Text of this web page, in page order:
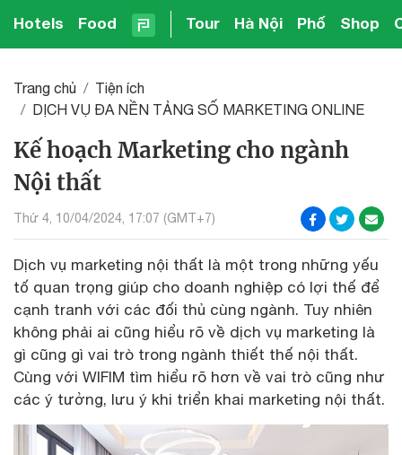
Hotels Food Tour Hà Nội Phố Shop
Trang chủ
Tiện ích
DỊCH VỤ ĐA NỀN TẢNG SỐ MARKETING ONLINE
Kế hoạch Marketing cho ngành
Nội thất
Thứ 4, 10/04/2024, 17:07 (GMT+7)
Dịch vụ marketing nội thất là một trong những yếu
tố quan trọng giúp cho doanh nghiệp có lợi thế để
cạnh tranh với các đối thủ cùng ngành. Tuy nhiên
không phải ai cũng hiểu rõ về dịch vụ marketing là
gì cũng gì vai trò trong ngành thiết thế nội thất.
Cùng với WIFIM tìm hiểu rõ hơn về vai trò cũng như
các ý tưởng, lưu ý khi triển khai marketing nội thất.